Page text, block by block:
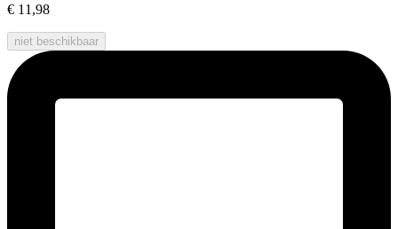
€ 11,98
niet beschikbaar